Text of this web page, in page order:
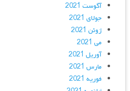
آگوست 2021
جولای 2021
ژوئن 2021
می 2021
آوریل 2021
مارس 2021
فوریه 2021